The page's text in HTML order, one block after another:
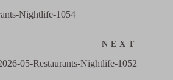
Nightlife-1054
NEXT
05-Restaurants-Nightlife-1052